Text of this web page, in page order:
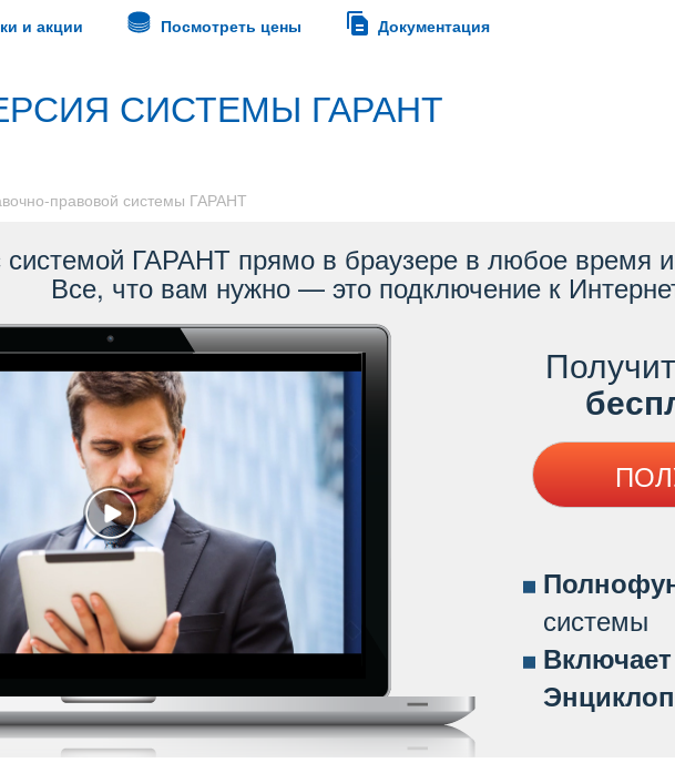
и акции Посмотреть цены Документация
СИСТЕМЫ ГАРАНТ
правовой системы ГАРАНТ
ГАРАНТ прямо в браузере в любое время и
се, что вам нужно — это подключение к
системы
ключает